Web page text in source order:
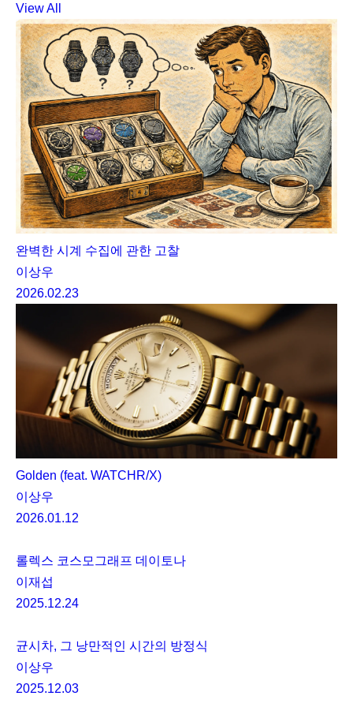
View All
완벽한 시계 수집에 관한 고찰
이상우
2026.02.23
Golden (feat. WATCHR/X)
이상우
2026.01.12
롤렉스 코스모그래프 데이토나
이재섭
2025.12.24
균시차, 그 낭만적인 시간의 방정식
이상우
2025.12.03